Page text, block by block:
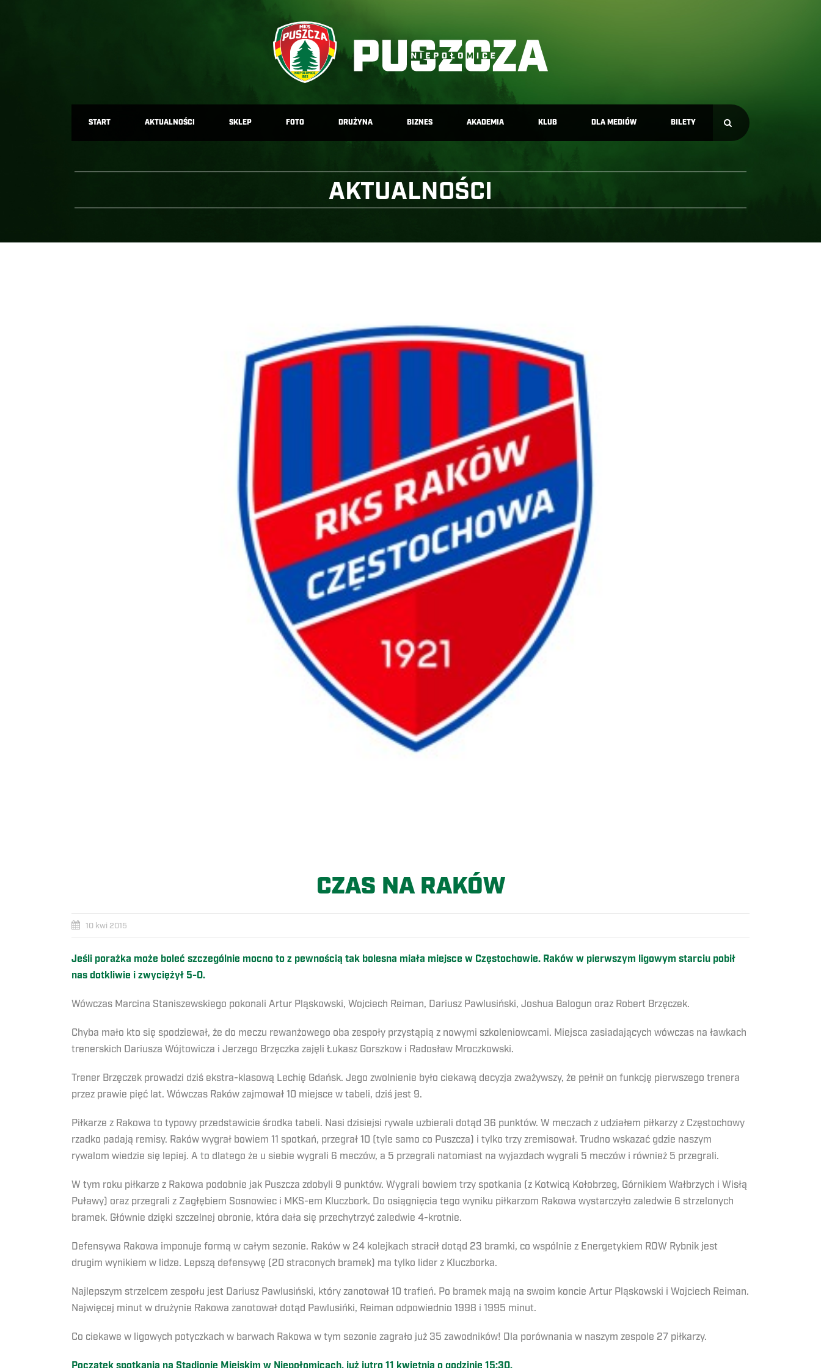
START AKTUALNOŚCI SKLEP FOTO DRUŻYNA BIZNES AKADEMIA KLUB DLA MEDIÓW BILETY
AKTUALNOŚCI
CZAS NA RAKÓW
10 kwi 2015
Jeśli porażka może boleć szczególnie mocno to z pewnością tak bolesna miała miejsce w Częstochowie. Raków w pierwszym ligowym starciu pobił
nas dotkliwie i zwyciężył 5-0.
Wówczas Marcina Staniszewskiego pokonali Artur Pląskowski, Wojciech Reiman, Dariusz Pawlusiński, Joshua Balogun oraz Robert Brzęczek.
Chyba mało kto się spodziewał, że do meczu rewanżowego oba zespoły przystąpią z nowymi szkoleniowcami. Miejsca zasiadających wówczas na ławkach
trenerskich Dariusza Wójtowicza i Jerzego Brzęczka zajęli Łukasz Gorszkow i Radosław Mroczkowski.
Trener Brzęczek prowadzi dziś ekstra-klasową Lechię Gdańsk. Jego zwolnienie było ciekawą decyzja zważywszy, że pełnił on funkcję pierwszego trenera
przez prawie pięć lat. Wówczas Raków zajmował 10 miejsce w tabeli, dziś jest 9.
Piłkarze z Rakowa to typowy przedstawicie środka tabeli. Nasi dzisiejsi rywale uzbierali dotąd 36 punktów. W meczach z udziałem piłkarzy z Częstochowy
rzadko padają remisy. Raków wygrał bowiem 11 spotkań, przegrał 10 (tyle samo co Puszcza) i tylko trzy zremisował. Trudno wskazać gdzie naszym
rywalom wiedzie się lepiej. A to dlatego że u siebie wygrali 6 meczów, a 5 przegrali natomiast na wyjazdach wygrali 5 meczów i również 5 przegrali.
W tym roku piłkarze z Rakowa podobnie jak Puszcza zdobyli 9 punktów. Wygrali bowiem trzy spotkania (z Kotwicą Kołobrzeg, Górnikiem Wałbrzych i Wisłą
Puławy) oraz przegrali z Zagłębiem Sosnowiec i MKS-em Kluczbork. Do osiągnięcia tego wyniku piłkarzom Rakowa wystarczyło zaledwie 6 strzelonych
bramek. Głównie dzięki szczelnej obronie, która dała się przechytrzyć zaledwie 4-krotnie.
Defensywa Rakowa imponuje formą w całym sezonie. Raków w 24 kolejkach stracił dotąd 23 bramki, co wspólnie z Energetykiem ROW Rybnik jest
drugim wynikiem w lidze. Lepszą defensywę (20 straconych bramek) ma tylko lider z Kluczborka.
Najlepszym strzelcem zespołu jest Dariusz Pawlusiński, który zanotował 10 trafień. Po bramek mają na swoim koncie Artur Pląskowski i Wojciech Reiman.
Najwięcej minut w drużynie Rakowa zanotował dotąd Pawlusińki, Reiman odpowiednio 1998 i 1995 minut.
Co ciekawe w ligowych potyczkach w barwach Rakowa w tym sezonie zagrało już 35 zawodników! Dla porównania w naszym zespole 27 piłkarzy.